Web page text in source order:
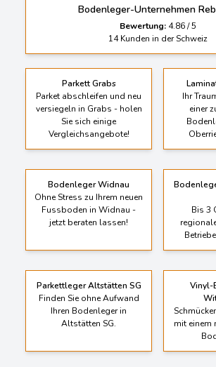
Bodenleger-Unternehmen
Bewertung: 4.86/5
14Kunden in der Schweiz
Parkett Grabs
Parket abschleifen und neu
versiegeln in Grabs - holen
Sie sich einige
Vergleichsangebote!
Ihr
einer
Bodenleger Widnau
Ohne Stress zu Ihrem neuen
Fussboden in Widnau -
jetzt beraten lassen!
Bis 3
Parkettleger Altstätten SG
Finden Sie ohne Aufwand
Ihren Bodenleger in
Altstätten SG.
Vinyl-
mit einem